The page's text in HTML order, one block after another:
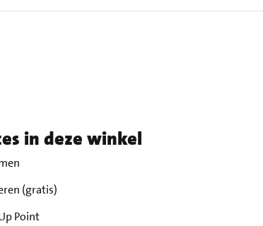
10 augustus
11 augustus
12 augustus
in deze winkel
(gratis)
Point